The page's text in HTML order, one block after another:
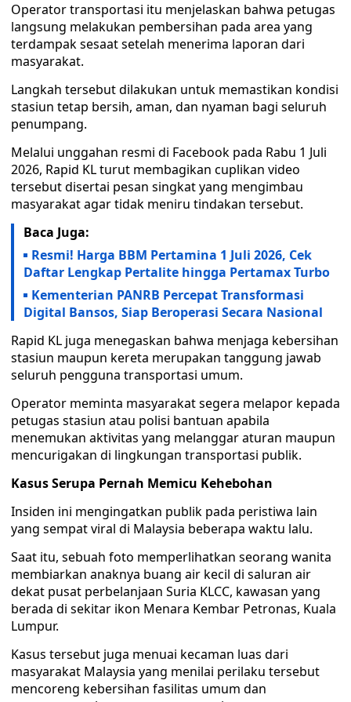
Operator transportasi itu menjelaskan bahwa petugas
langsung melakukan pembersihan pada area yang
terdampak sesaat setelah menerima laporan dari
masyarakat.
Langkah tersebut dilakukan untuk memastikan kondisi
stasiun tetap bersih, aman, dan nyaman bagi seluruh
penumpang.
Melalui unggahan resmi di Facebook pada Rabu 1 Juli
2026, Rapid KL turut membagikan cuplikan video
tersebut disertai pesan singkat yang mengimbau
masyarakat agar tidak meniru tindakan tersebut.
Baca Juga:
Resmi! Harga BBM Pertamina 1 Juli 2026, Cek
Daftar Lengkap Pertalite hingga Pertamax Turbo
Kementerian PANRB Percepat Transformasi
Digital Bansos, Siap Beroperasi Secara Nasional
Rapid KL juga menegaskan bahwa menjaga kebersihan
stasiun maupun kereta merupakan tanggung jawab
seluruh pengguna transportasi umum.
Operator meminta masyarakat segera melapor kepada
petugas stasiun atau polisi bantuan apabila
menemukan aktivitas yang melanggar aturan maupun
mencurigakan di lingkungan transportasi publik.
Kasus Serupa Pernah Memicu Kehebohan
Insiden ini mengingatkan publik pada peristiwa lain
yang sempat viral di Malaysia beberapa waktu lalu.
Saat itu, sebuah foto memperlihatkan seorang wanita
membiarkan anaknya buang air kecil di saluran air
dekat pusat perbelanjaan Suria KLCC, kawasan yang
berada di sekitar ikon Menara Kembar Petronas, Kuala
Lumpur.
Kasus tersebut juga menuai kecaman luas dari
masyarakat Malaysia yang menilai perilaku tersebut
mencoreng kebersihan fasilitas umum dan